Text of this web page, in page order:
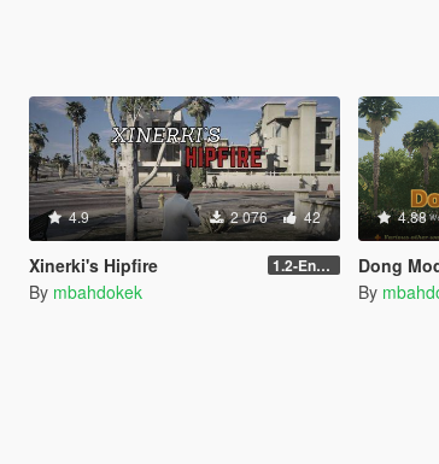
4.9 2 076 42
Xinerki's Hipfire 1.2-Enhanced
By mbahdokek
4.88
Dong
By